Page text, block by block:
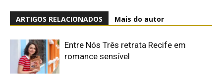
ARTIGOS RELACIONADOS Mais do autor
Entre Nós Três retrata Recife em
romance sensível